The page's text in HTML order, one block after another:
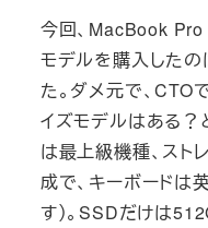
今回、MacBook Pro
モデルを購入した
た。ダメ元で、CTO
イズモデルはある？
は最上級機種、ス
成で、キーボードは
す）。SSDだけは